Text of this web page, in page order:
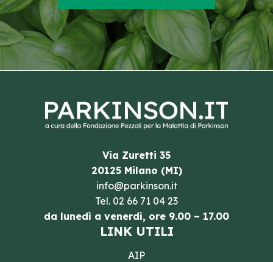
Via Zuretti 35
20125 Milano (MI)
info@parkinson.it
Tel. 02 66 71 04 23
da lunedì a venerdì, ore 9.00 – 17.00
LINK UTILI
AIP